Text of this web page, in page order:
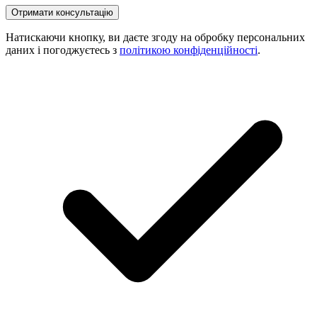
Натискаючи кнопку, ви даєте згоду на обробку персональних
даних і погоджуєтесь з політикою конфіденційності.